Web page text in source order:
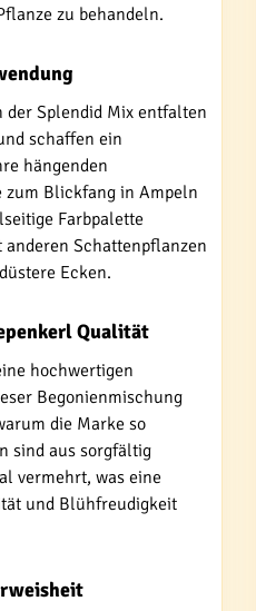
zu behandeln.
Splendid Mix entfalten
schaffen ein
hängenden
zum Blickfang in Ampeln
Farbpalette
Schattenpflanzen
Ecken.
Qualität
hochwertigen
Begonienmischung
die Marke so
sind aus sorgfältig
vermehrt, was eine
und Blühfreudigkeit